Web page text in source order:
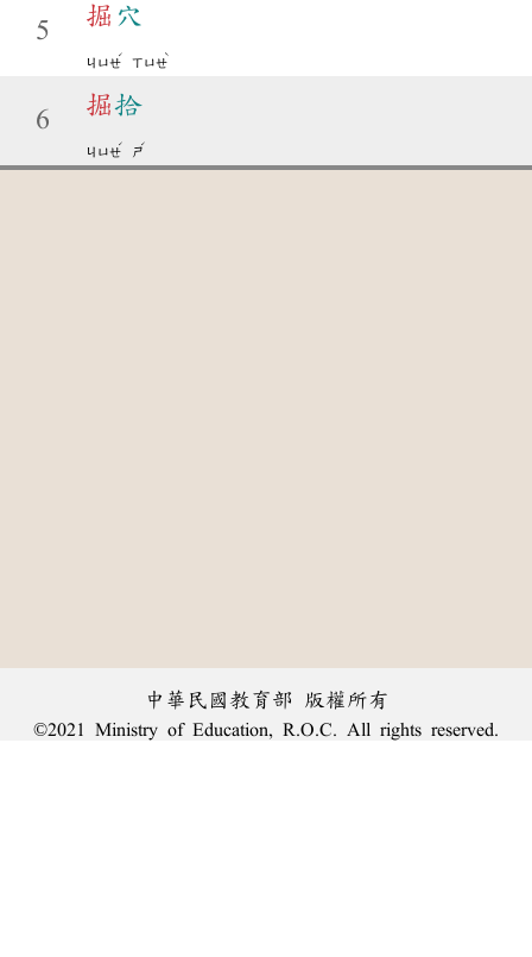
5
掘 穴
ㄐㄩㄝ
ˊ
ㄒㄩㄝ
ˋ
6
掘拾
ㄐㄩㄝ
ˊ
ㄕ
ˊ
中華民國教育部 版權所有
©2021 Ministry of Education, R.O.C. All rights reserved.